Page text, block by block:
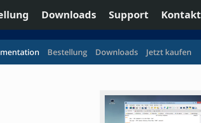
Downloads Support Kontakt
Bestellung Downloads Jetzt kaufen